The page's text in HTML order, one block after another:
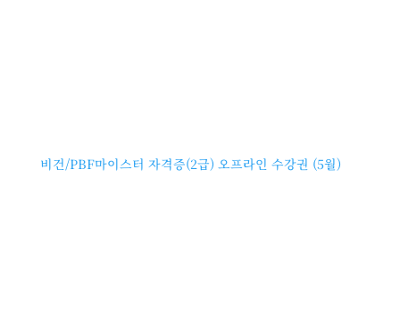
비건/PBF마이스터 자격증(2급) 오프라인 수강권 (5월)